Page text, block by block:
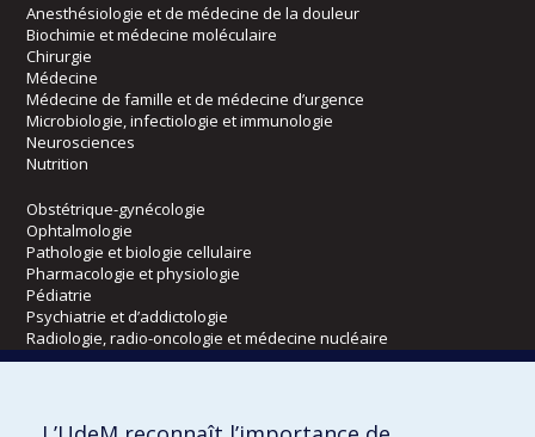
Anesthésiologie et de médecine de la douleur
Biochimie et médecine moléculaire
Chirurgie
Médecine
Médecine de famille et de médecine d’urgence
Microbiologie, infectiologie et immunologie
Neurosciences
Nutrition
Obstétrique-gynécologie
Ophtalmologie
Pathologie et biologie cellulaire
Pharmacologie et physiologie
Pédiatrie
Psychiatrie et d’addictologie
Radiologie, radio-oncologie et médecine nucléaire